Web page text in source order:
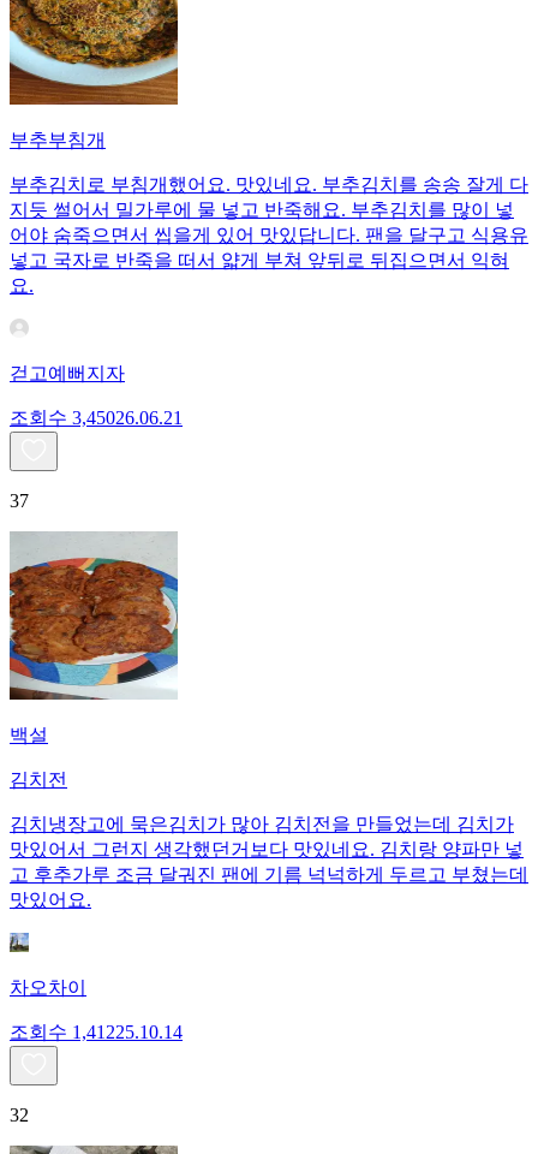
부추부침개
부추김치로 부침개했어요. 맛있네요. 부추김치를 송송 잘게 다
지듯 썰어서 밀가루에 물 넣고 반죽해요. 부추김치를 많이 넣
어야 숨죽으면서 씹을게 있어 맛있답니다. 팬을 달구고 식용유
넣고 국자로 반죽을 떠서 얇게 부쳐 앞뒤로 뒤집으면서 익혀
요.
걷고예뻐지자
조회수 3,45026.06.21
37
백설
김치전
김치냉장고에 묵은김치가 많아 김치전을 만들었는데 김치가
맛있어서 그런지 생각했던거보다 맛있네요. 김치랑 양파만 넣
고 후추가루 조금 달궈진 팬에 기름 넉넉하게 두르고 부쳤는데
맛있어요.
차오차이
조회수 1,41225.10.14
32